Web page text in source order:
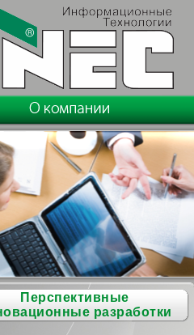
Перспективные
разработки